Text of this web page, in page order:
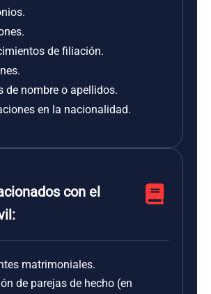
de filiación.
de nombre o apellidos.
en la nacionalidad.
con el
matrimoniales.
de parejas de hecho (en